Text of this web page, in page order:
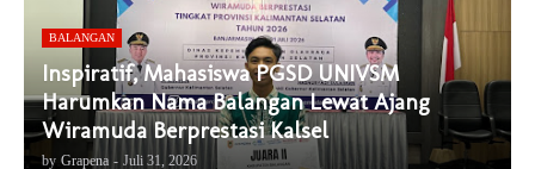
BALANGAN
Inspiratif, Mahasiswa PGSD UNIVSM
Harumkan Nama Balangan Lewat Ajang
Wiramuda Berprestasi Kalsel
by Grapena - Juli 31, 2026